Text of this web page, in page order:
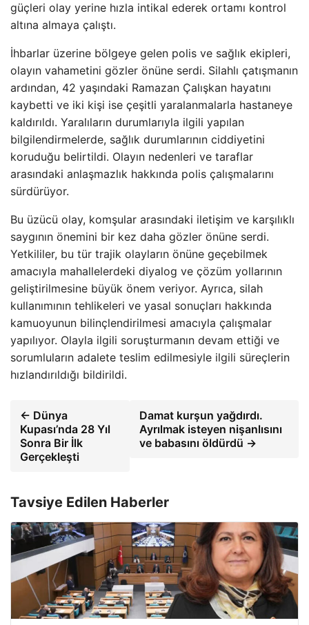
güçleri olay yerine hızla intikal ederek ortamı kontrol
altına almaya çalıştı.
İhbarlar üzerine bölgeye gelen polis ve sağlık ekipleri,
olayın vahametini gözler önüne serdi. Silahlı çatışmanın
ardından, 42 yaşındaki Ramazan Çalışkan hayatını
kaybetti ve iki kişi ise çeşitli yaralanmalarla hastaneye
kaldırıldı. Yaralıların durumlarıyla ilgili yapılan
bilgilendirmelerde, sağlık durumlarının ciddiyetini
koruduğu belirtildi. Olayın nedenleri ve taraflar
arasındaki anlaşmazlık hakkında polis çalışmalarını
sürdürüyor.
Bu üzücü olay, komşular arasındaki iletişim ve karşılıklı
saygının önemini bir kez daha gözler önüne serdi.
Yetkililer, bu tür trajik olayların önüne geçebilmek
amacıyla mahallelerdeki diyalog ve çözüm yollarının
geliştirilmesine büyük önem veriyor. Ayrıca, silah
kullanımının tehlikeleri ve yasal sonuçları hakkında
kamuoyunun bilinçlendirilmesi amacıyla çalışmalar
yapılıyor. Olayla ilgili soruşturmanın devam ettiği ve
sorumluların adalete teslim edilmesiyle ilgili süreçlerin
hızlandırıldığı bildirildi.
← Dünya
Kupası’nda 28 Yıl
Sonra Bir İlk
Gerçekleşti
Damat kurşun yağdırdı.
Ayrılmak isteyen nişanlısını
ve babasını öldürdü →
Tavsiye Edilen Haberler